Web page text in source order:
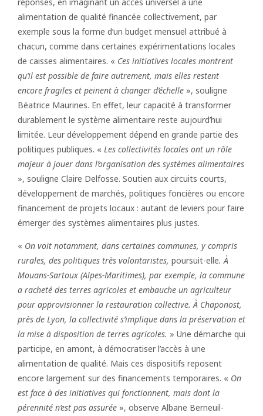
réponses, en imaginant un accès universel à une
alimentation de qualité financée collectivement, par
exemple sous la forme d’un budget mensuel attribué à
chacun, comme dans certaines expérimentations locales
de caisses alimentaires. « Ces initiatives locales montrent
qu’il est possible de faire autrement, mais elles restent
encore fragiles et peinent à changer d’échelle », souligne
Béatrice Maurines. En effet, leur capacité à transformer
durablement le système alimentaire reste aujourd’hui
limitée. Leur développement dépend en grande partie des
politiques publiques. « Les collectivités locales ont un rôle
majeur à jouer dans l’organisation des systèmes alimentaires
», souligne Claire Delfosse. Soutien aux circuits courts,
développement de marchés, politiques foncières ou encore
financement de projets locaux : autant de leviers pour faire
émerger des systèmes alimentaires plus justes.
« On voit notamment, dans certaines communes, y compris
rurales, des politiques très volontaristes, poursuit-elle. À
Mouans-Sartoux (Alpes-Maritimes), par exemple, la commune
a racheté des terres agricoles et embauche un agriculteur
pour approvisionner la restauration collective. À Chaponost,
près de Lyon, la collectivité s’implique dans la préservation et
la mise à disposition de terres agricoles. » Une démarche qui
participe, en amont, à démocratiser l’accès à une
alimentation de qualité. Mais ces dispositifs reposent
encore largement sur des financements temporaires. « On
est face à des initiatives qui fonctionnent, mais dont la
pérennité n’est pas assurée », observe Albane Berneuil-